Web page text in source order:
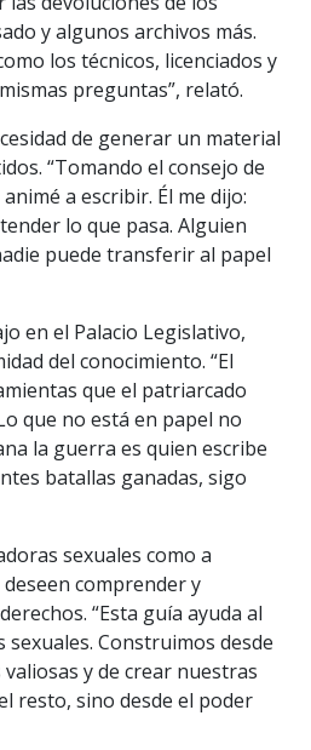
y algunos archivos más.
los técnicos, licenciados y
preguntas”, relató.
de generar un material
“Tomando el consejo de
a escribir. Él me dijo:
lo que pasa. Alguien
puede transferir al papel
en el Palacio Legislativo,
del conocimiento. “El
que el patriarcado
que no está en papel no
la guerra es quien escribe
batallas ganadas, sigo
sexuales como a
comprender y
“Esta guía ayuda al
Construimos desde
y de crear nuestras
resto, sino desde el poder